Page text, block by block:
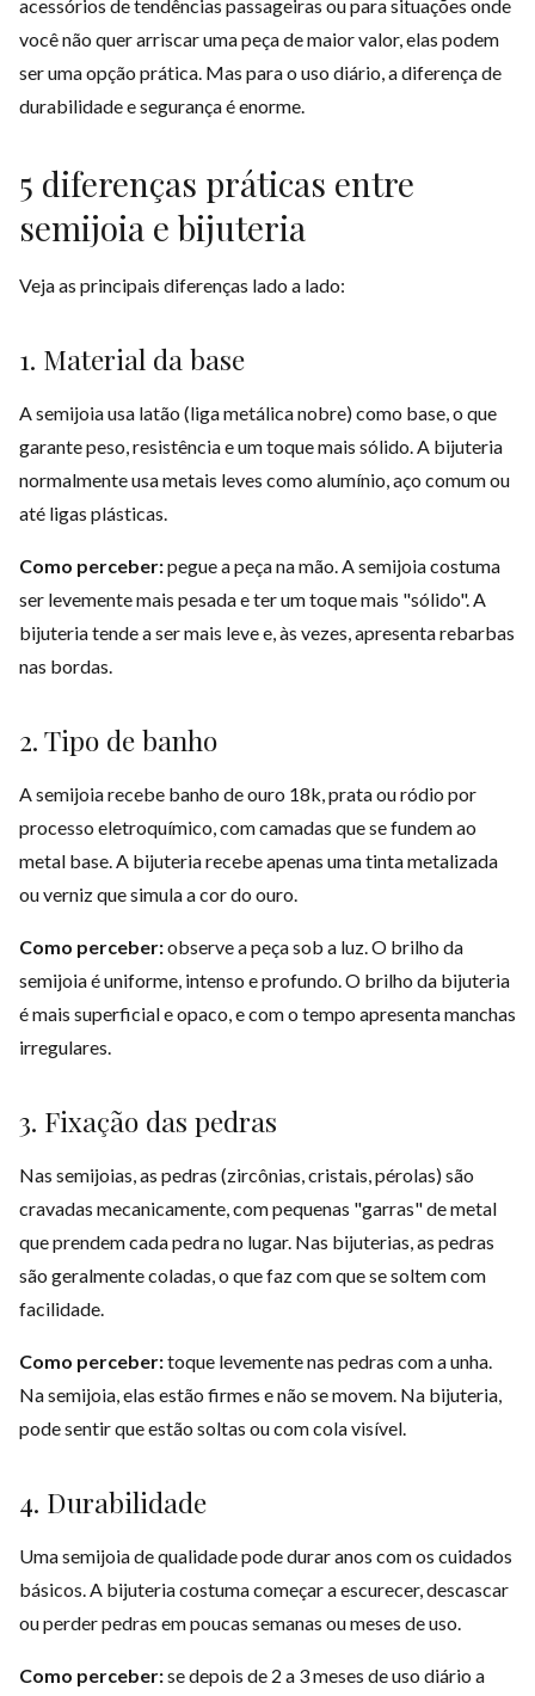
acessórios de tendências passageiras ou para situações onde
você não quer arriscar uma peça de maior valor, elas podem
ser uma opção prática. Mas para o uso diário, a diferença de
durabilidade e segurança é enorme.
5 diferenças práticas entre
semijoia e bijuteria
Veja as principais diferenças lado a lado:
1. Material da base
A semijoia usa latão (liga metálica nobre) como base, o que
garante peso, resistência e um toque mais sólido. A bijuteria
normalmente usa metais leves como alumínio, aço comum ou
até ligas plásticas.
Como perceber:pegue a peça na mão. A semijoia costuma
ser levemente mais pesada e ter um toque mais "sólido". A
bijuteria tende a ser mais leve e, às vezes, apresenta rebarbas
nas bordas.
2. Tipo de banho
A semijoia recebe banho de ouro 18k, prata ou ródio por
processo eletroquímico, com camadas que se fundem ao
metal base. A bijuteria recebe apenas uma tinta metalizada
ou verniz que simula a cor do ouro.
Como perceber:observe a peça sob a luz. O brilho da
semijoia é uniforme, intenso e profundo. O brilho da bijuteria
é mais superficial e opaco, e com o tempo apresenta manchas
irregulares.
3. Fixação das pedras
Nas semijoias, as pedras (zircônias, cristais, pérolas) são
cravadas mecanicamente, com pequenas "garras" de metal
que prendem cada pedra no lugar. Nas bijuterias, as pedras
são geralmente coladas, o que faz com que se soltem com
facilidade.
Como perceber:toque levemente nas pedras com a unha.
Na semijoia, elas estão firmes e não se movem. Na bijuteria,
pode sentir que estão soltas ou com cola visível.
4. Durabilidade
Uma semijoia de qualidade pode durar anos com os cuidados
básicos. A bijuteria costuma começar a escurecer, descascar
ou perder pedras em poucas semanas ou meses de uso.
Como perceber:se depois de 2 a 3 meses de uso diário a